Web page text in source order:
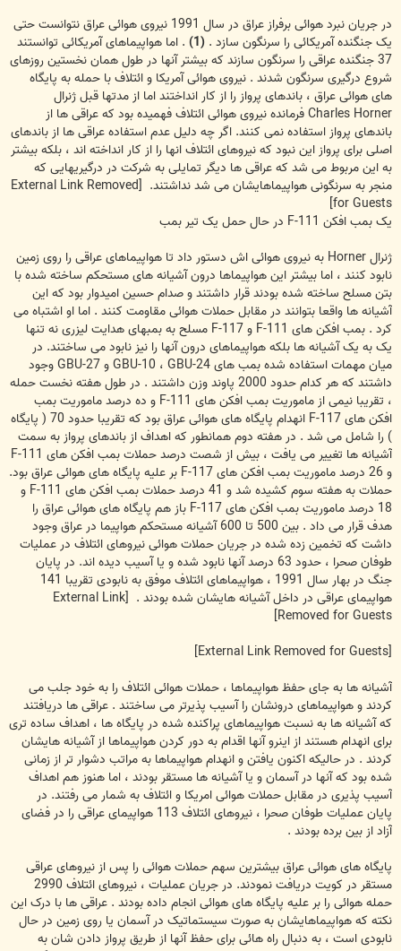
در جریان نبرد هوائی برفراز عراق در سال 1991 نیروی هوائی عراق نتوانست حتی
یک جنگنده آمریکائی را سرنگون سازد . (1)
. اما هواپیماهای آمریکائی توانستند
37 جنگنده عراقی را سرنگون سازند که بیشتر آنها در طول همان نخستین روزهای
شروع درگیری سرنگون شدند . نیروی هوائی آمریکا و ائتلاف با حمله به پایگاه
های هوائی عراق ، باندهای پرواز را از کار انداختند اما از مدتها قبل ژنرال
Charles Horner فرمانده نیروی هوائی ائتلاف فهمیده بود که عراقی ها از
باندهای پرواز استفاده نمی کنند. اگر چه دلیل عدم استفاده عراقی ها از باندهای
اصلی برای پرواز این نبود که نیروهای ائتلاف انها را از کار انداخته اند ، بلکه بیشتر
به این مربوط می شد که عراقی ها دیگر تمایلی به شرکت در درگیریهایی که
منجر به سرنگونی هواپیماهایشان می شد نداشتند.
[External Link Removed
for Guests]
یک بمب افکن F-111 در حال حمل یک تیر بمب
ژنرال Horner به نیروی هوائی اش دستور داد تا هواپیماهای عراقی را روی زمین
نابود کنند ، اما بیشتر این هواپیماها درون آشیانه های مستحکم ساخته شده با
بتن مسلح ساخته شده بودند قرار داشتند و صدام حسین امیدوار بود که این
آشیانه ها واقعا بتوانند در مقابل حملات هوائی مقاومت کنند . اما او اشتباه می
کرد . بمب افکن های F-111 و F-117 مسلح به بمبهای هدایت لیزری نه تنها
یک به یک آشیانه ها بلکه هواپیماهای درون آنها را نیز نابود می ساختند. در
میان مهمات استفاده شده بمب های GBU-10 ، GBU-24 و GBU-27 وجود
داشتند که هر کدام حدود 2000 پاوند وزن داشتند . در طول هفته نخست حمله
، تقریبا نیمی از ماموریت بمب افکن های F-111 و ده درصد ماموریت بمب
افکن های F-117 انهدام پایگاه های هوائی عراق بود که تقریبا حدود 70 ( پایگاه
) را شامل می شد . در هفته دوم همانطور که اهداف از باندهای پرواز به سمت
آشیانه ها تغییر می یافت ، بیش از شصت درصد حملات بمب افکن های F-111
و 26 درصد ماموریت بمب افکن های F-117 بر علیه پایگاه های هوائی عراق بود.
حملات به هفته سوم کشیده شد و 41 درصد حملات بمب افکن های F-111 و
18 درصد ماموریت بمب افکن های F-117 باز هم پایگاه های هوائی عراق را
هدف قرار می داد . بین 500 تا 600 آشیانه مستحکم هواپیما در عراق وجود
داشت که تخمین زده شده در جریان حملات هوائی نیروهای ائتلاف در عملیات
طوفان صحرا ، حدود 63 درصد آنها نابود شده و یا آسیب دیده اند. در پایان
جنگ در بهار سال 1991 ، هواپیماهای ائتلاف موفق به نابودی تقریبا 141
هواپیمای عراقی در داخل آشیانه هایشان شده بودند . [External Link
Removed for Guests]
[External Link Removed for Guests]
آشیانه ها به جای حفظ هواپیماها ، حملات هوائی ائتلاف را به خود جلب می
کردند و هواپیماهای درونشان را آسیب پذیرتر می ساختند . عراقی ها دریافتند
که آشیانه ها به نسبت هواپیماهای پراکنده شده در پایگاه ها ، اهداف ساده تری
برای انهدام هستند از اینرو آنها اقدام به دور کردن هواپیماها از آشیانه هایشان
کردند . در حالیکه اکنون یافتن و انهدام هواپیماها به مراتب دشوار تر از زمانی
شده بود که آنها در آسمان و یا آشیانه ها مستقر بودند ، اما هنوز هم اهداف
آسیب پذیری در مقابل حملات هوائی امریکا و ائتلاف به شمار می رفتند. در
پایان عملیات طوفان صحرا ، نیروهای ائتلاف 113 هواپیمای عراقی را در فضای
آزاد از بین برده بودند .
پایگاه های هوائی عراق بیشترین سهم حملات هوائی را پس از نیروهای عراقی
مستقر در کویت دریافت نمودند. در جریان عملیات ، نیروهای ائتلاف 2990
حمله هوائی را بر علیه پایگاه های هوائی انجام داده بودند . عراقی ها با درک این
نکته که هواپیماهایشان به صورت سیستماتیک در آسمان یا روی زمین در حال
نابودی است ، به دنبال راه هائی برای حفظ آنها از طریق پرواز دادن شان به